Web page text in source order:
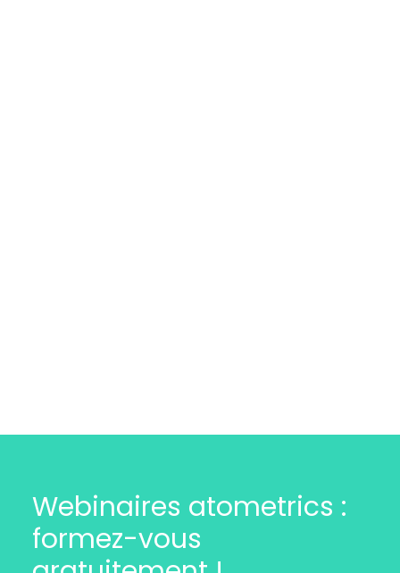
Webinaires atometrics :
formez-vous